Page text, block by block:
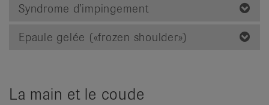
Syndrome d’impingement
Epaule gelée («frozen shoulder»)
La main et le coude